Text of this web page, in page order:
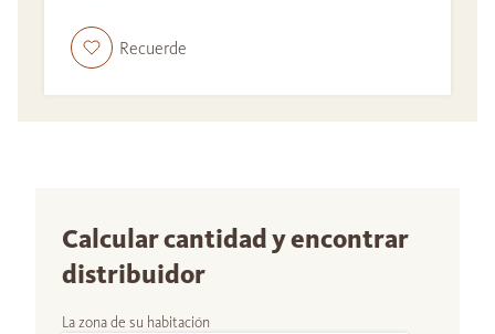
Recuerde
Calcular cantidad y encontrar
distribuidor
La zona de su habitación